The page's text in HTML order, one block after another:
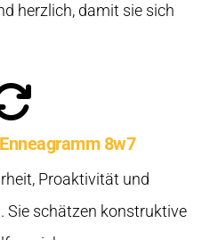
herzlich, damit sie sich
8w7
Proaktivität und
Sie schätzen konstruktive